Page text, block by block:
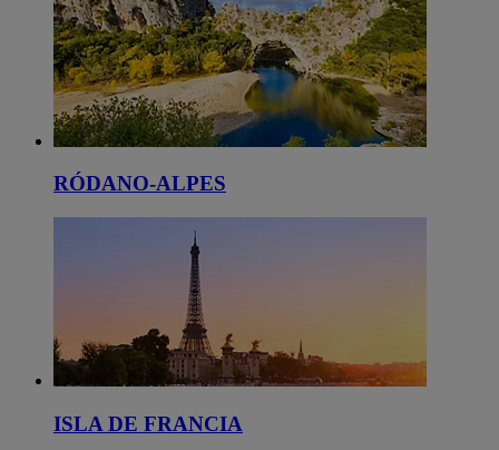
RÓDANO-ALPES
ISLA DE FRANCIA